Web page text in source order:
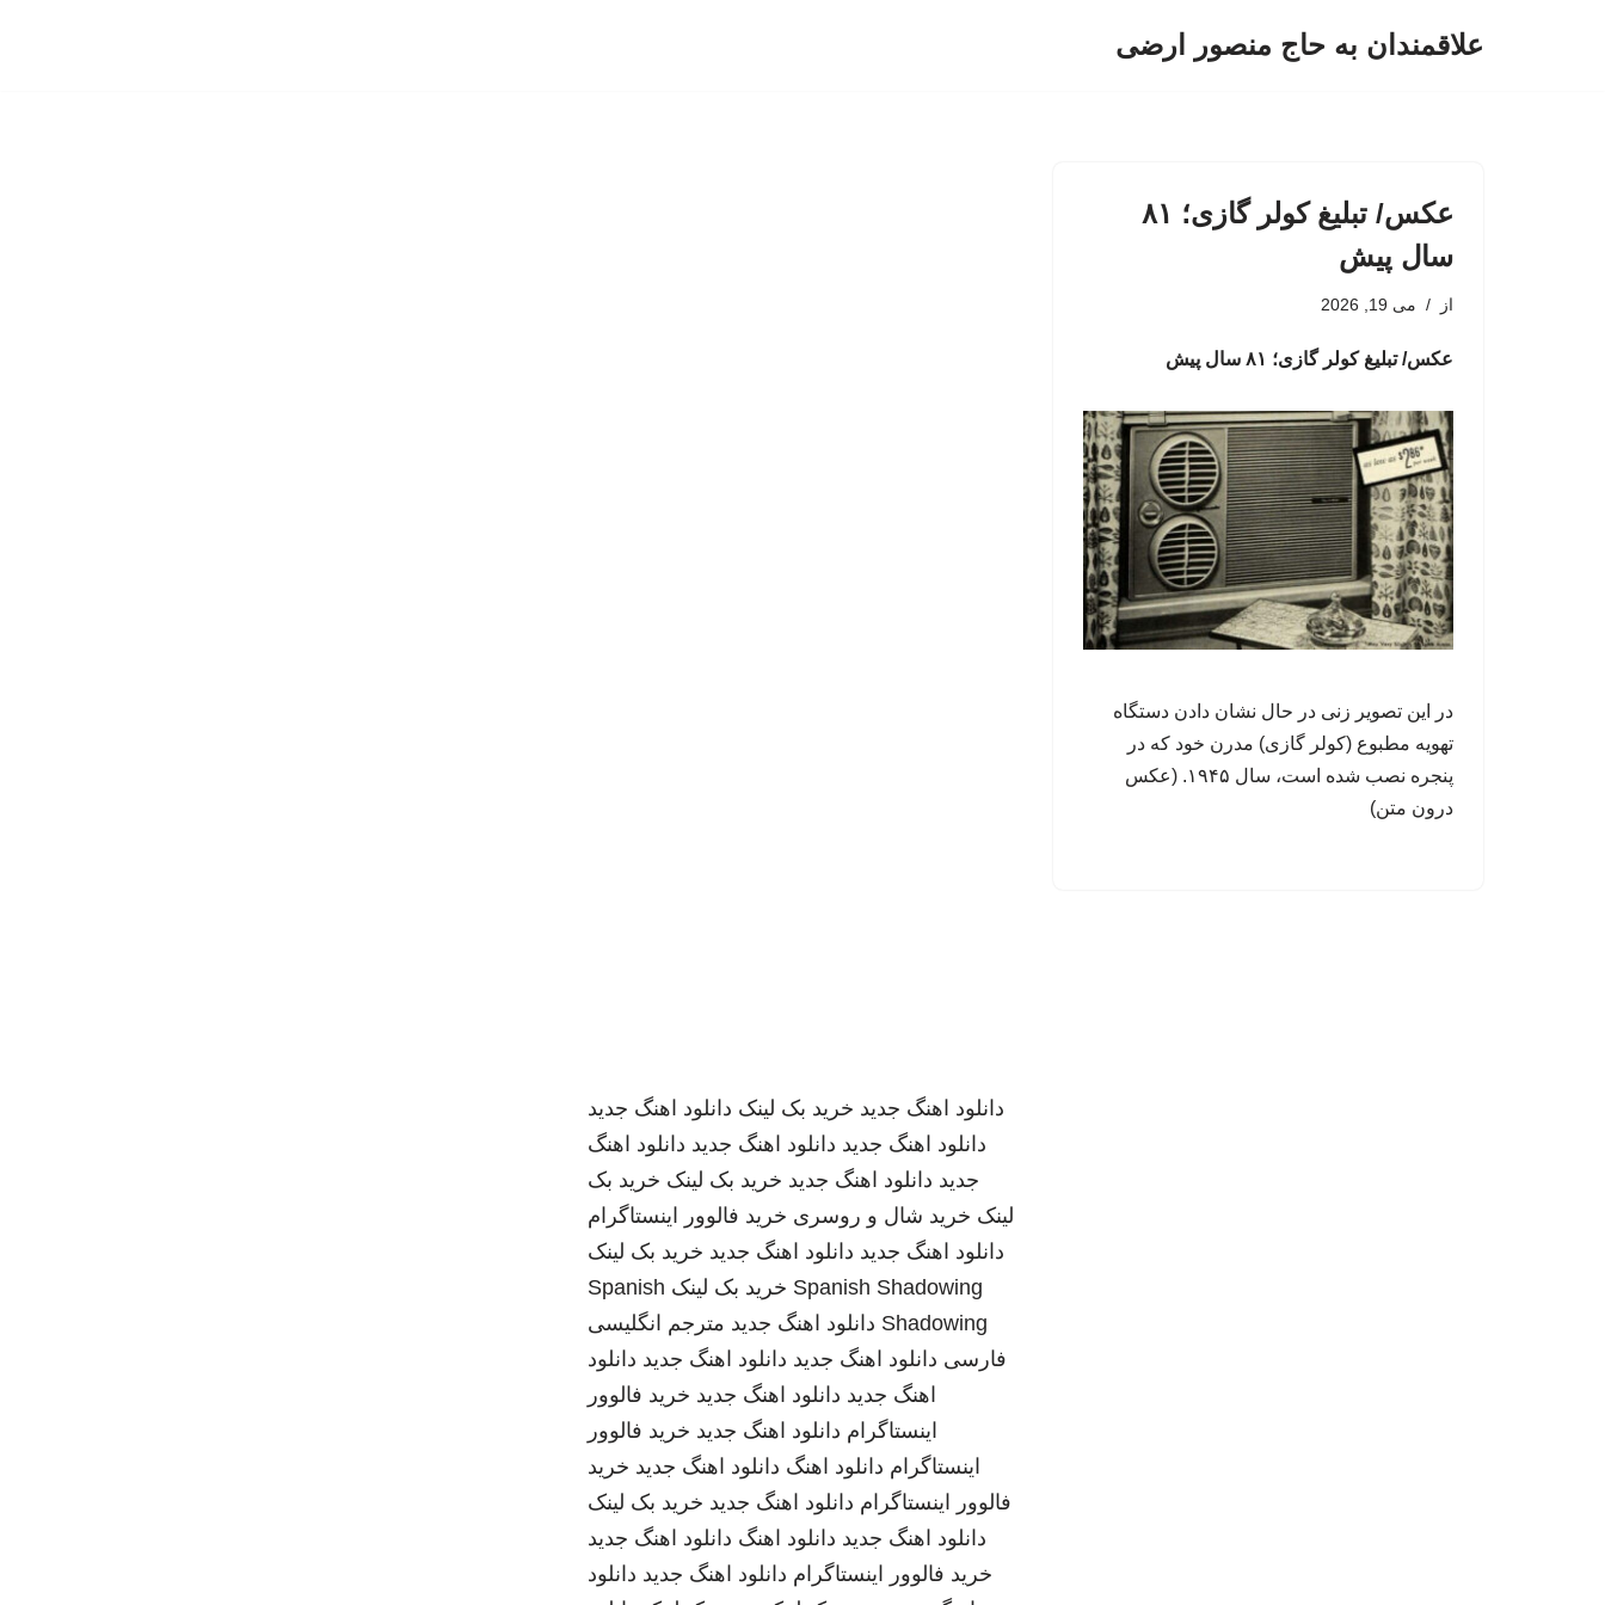
علاقمندان به حاج منصور ارضی
عکس/ تبلیغ کولر گازی؛ ۸۱
سال پیش
از می 19, 2026
عکس/ تبلیغ کولر گازی؛ ۸۱ سال پیش
در این تصویر زنی در حال نشان دادن دستگاه
تهویه مطبوع (کولر گازی) مدرن خود که در
پنجره نصب شده است، سال ۱۹۴۵. (عکس
درون متن)
دانلود اهنگ جدید خرید بک لینک دانلود اهنگ جدید
دانلود اهنگ جدید دانلود اهنگ جدید دانلود اهنگ
جدید دانلود اهنگ جدید خرید بک لینک خرید بک
لینک خرید شال و روسری خرید فالوور اینستاگرام
دانلود اهنگ جدید دانلود اهنگ جدید خرید بک لینک
Spanish Shadowing خرید بک لینک Spanish
Shadowing دانلود اهنگ جدید مترجم انگلیسی
فارسی دانلود اهنگ جدید دانلود اهنگ جدید دانلود
اهنگ جدید دانلود اهنگ جدید خرید فالوور
اینستاگرام دانلود اهنگ جدید خرید فالوور
اینستاگرام دانلود اهنگ دانلود اهنگ جدید خرید
فالوور اینستاگرام دانلود اهنگ جدید خرید بک لینک
دانلود اهنگ جدید دانلود اهنگ دانلود اهنگ جدید
خرید فالوور اینستاگرام دانلود اهنگ جدید دانلود